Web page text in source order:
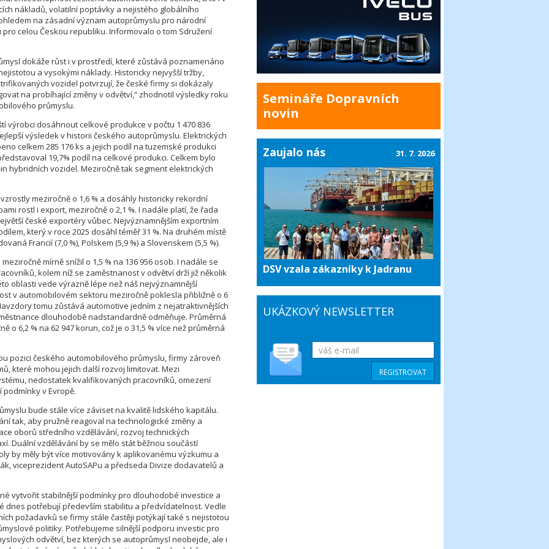
nákladů, volatilní poptávky a nejistého globálního
na zásadní význam autoprůmyslu pro národní
celou Českou republiku. Informovalo o tom Sdružení
dokáže růst i v prostředí, které zůstává poznamenáno
a vysokými náklady. Historicky nejvyšší tržby,
vozidel potvrzují, že české firmy si dokázaly
na probíhající změny v odvětví,“ zhodnotil výsledky roku
průmyslu.
výrobci dosáhnout celkové produkce v počtu 1 470 836
výsledek v historii českého autoprůmyslu. Elektrických
celkem 285 176 ks a jejich podíl na tuzemské produkci
19,7% podíl na celkové produkci. Celkem bylo
hybridních vozidel. Meziročně tak segment elektrických
meziročně o 1,6 % a dosáhly historicky rekordní
rostl i export, meziročně o 2,1 %. I nadále platí, že řada
české exportéry vůbec. Nejvýznamnějším exportním
který v roce 2025 dosáhl téměř 31 %. Na druhém místě
Francií (7,0 %), Polskem (5,9 %) a Slovenskem (5,5 %).
mírně snížil o 1,5 % na 136 956 osob. I nadále se
kolem níž se zaměstnanost v odvětví drží již několik
oblasti vede výrazně lépe než náš nejvýznamnější
v automobilovém sektoru meziročně poklesla přibližně o 6
tomu zůstává automotive jedním z nejatraktivnějších
dlouhodobě nadstandardně odměňuje. Průměrná
o 6,2 % na 62 947 korun, což je o 31,5 % více než průměrná
pozici českého automobilového průmyslu, firmy zároveň
které mohou jejich další rozvoj limitovat. Mezi
nedostatek kvalifikovaných pracovníků, omezení
v Evropě.
bude stále více záviset na kvalitě lidského kapitálu.
tak, aby pružně reagoval na technologické změny a
oborů středního vzdělávání, rozvoj technických
Duální vzdělávání by se mělo stát běžnou součástí
by měly být více motivovány k aplikovanému výzkumu a
viceprezident AutoSAPu a předseda Divize dodavatelů a
vytvořit stabilnější podmínky pro dlouhodobé investice a
dnes potřebují především stabilitu a předvídatelnost. Vedle
požadavků se firmy stále častěji potýkají také s nejistotou
politiky. Potřebujeme silnější podporu investic pro
odvětví, bez kterých se autoprůmysl neobejde, ale i
Semináře Dopravních
novin
Zaujalo nás
DSV vzala zákazníky k Jadranu
31. 7. 2026
UKÁZKOVÝ NEWSLETTER